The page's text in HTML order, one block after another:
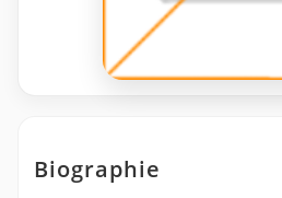
Biographie